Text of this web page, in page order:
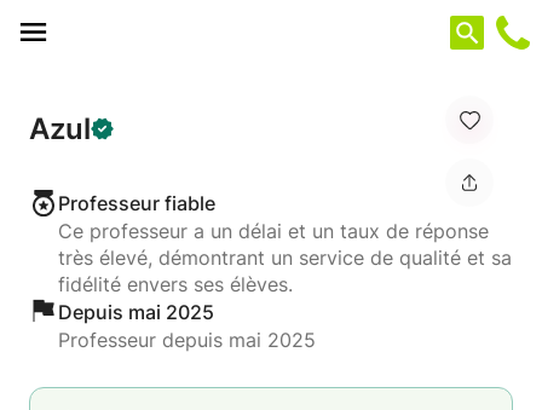
Azul
Professeur fiable
Ce professeur a un délai et un taux de réponse
très élevé, démontrant un service de qualité et sa
fidélité envers ses élèves.
Depuis mai 2025
Professeur depuis mai 2025